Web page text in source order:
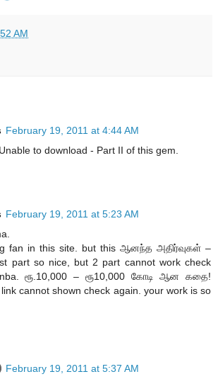
AM
February 19, 2011 at 4:44 AM
to download - Part II of this gem.
February 19, 2011 at 5:23 AM
fan in this site. but this ஆனந்த அதிர்வுகள் –
part so nice, but 2 part cannot work check
ரூ.10,000 – ரூ10,000 கோடி ஆன கதை!
cannot shown check again. your work is so
February 19, 2011 at 5:37 AM